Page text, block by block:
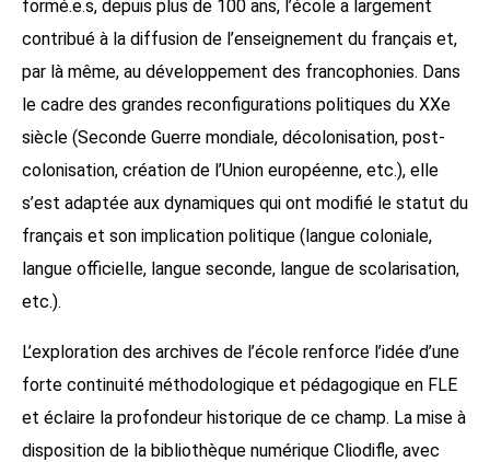
formé.e.s, depuis plus de 100 ans, l’école a largement
contribué à la diffusion de l’enseignement du français et,
par là même, au développement des francophonies. Dans
le cadre des grandes reconfigurations politiques du XXe
siècle (Seconde Guerre mondiale, décolonisation, post-
colonisation, création de l’Union européenne, etc.), elle
s’est adaptée aux dynamiques qui ont modifié le statut du
français et son implication politique (langue coloniale,
langue officielle, langue seconde, langue de scolarisation,
etc.).
L’exploration des archives de l’école renforce l’idée d’une
forte continuité méthodologique et pédagogique en FLE
et éclaire la profondeur historique de ce champ. La mise à
disposition de la bibliothèque numérique Cliodifle, avec